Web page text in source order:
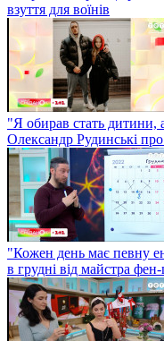
взуття для воїнів
"Я обирав стать дитини,
Олександр Рудинські
"Кожен день має певну
в грудні від майстра